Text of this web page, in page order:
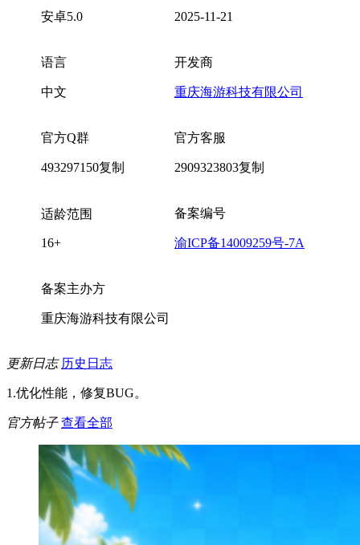
安卓5.0 2025-11-21
语言
中文
开发商
重庆海游科技有限公司
官方Q群
493297150复制
官方客服
2909323803复制
适龄范围
16+
备案编号
渝ICP备14009259号-7A
备案主办方
重庆海游科技有限公司
更新日志 历史日志
1.优化性能，修复BUG。
官方帖子 查看全部